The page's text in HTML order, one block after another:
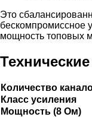
Это
бескомпромиссное
мощность топовых
Количество
Класс усиления
Мощность (8 Ом)